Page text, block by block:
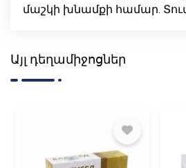
մաշկի խնամքի համար.
Այլ դեղամիջոցներ